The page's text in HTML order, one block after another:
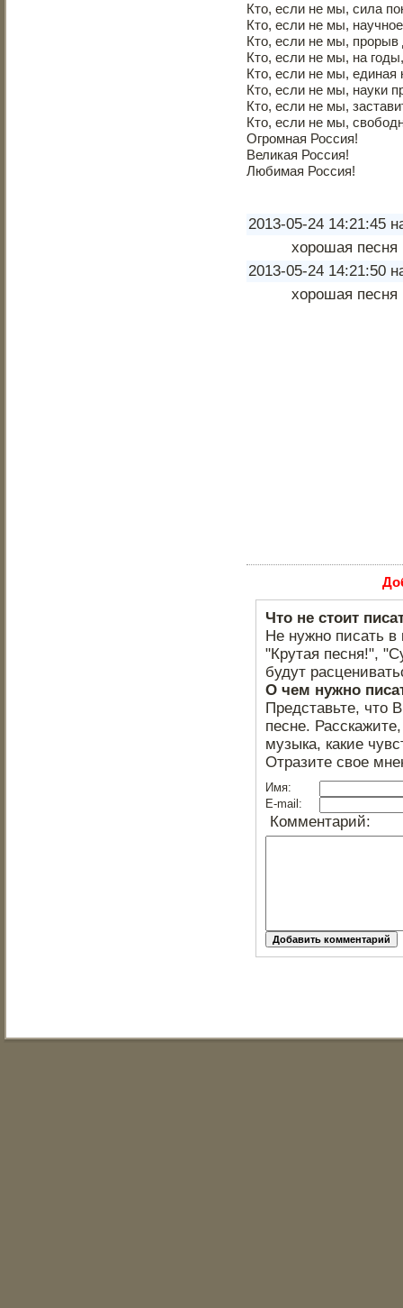
Кто, если не мы, сила
Кто, если не мы,
Кто, если не мы, прорыв
Кто, если не мы, на
Кто, если не мы, единая
Кто, если не мы, науки
Кто, если не мы,
Кто, если не мы,
Огромная Россия!
Великая Россия!
Любимая Россия!
2013-05-24 14:21:45
хорошая песня
2013-05-24 14:21:50
хорошая песня
Что не стоит
Не нужно писать в
"Крутая песня!",
будут
О чем нужно
Представьте, что
песне.
музыка, какие
Отразите свое
Имя:
E-mail:
Комментарий: